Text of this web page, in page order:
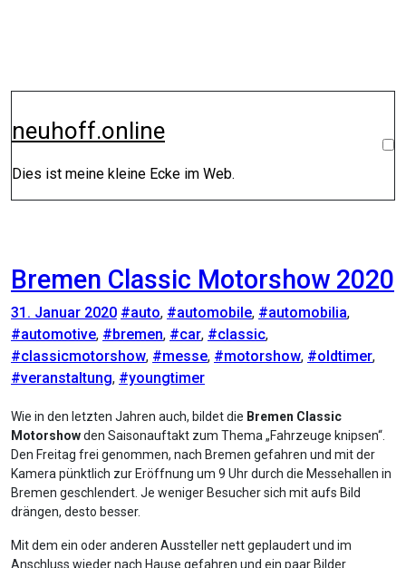
neuhoff.online
Dies ist meine kleine Ecke im Web.
Bremen Classic Motorshow 2020
31. Januar 2020 #auto, #automobile, #automobilia,
#automotive, #bremen, #car, #classic,
#classicmotorshow, #messe, #motorshow, #oldtimer,
#veranstaltung, #youngtimer
Wie in den letzten Jahren auch, bildet die Bremen Classic
Motorshowden Saisonauftakt zum Thema „Fahrzeuge knipsen“.
Den Freitag frei genommen, nach Bremen gefahren und mit der
Kamera pünktlich zur Eröffnung um 9 Uhr durch die Messehallen in
Bremen geschlendert. Je weniger Besucher sich mit aufs Bild
drängen, desto besser.
Mit dem ein oder anderen Aussteller nett geplaudert und im
Anschluss wieder nach Hause gefahren und ein paar Bilder